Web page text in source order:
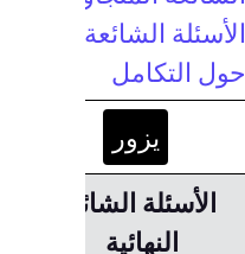
الأسئلة الشائعة
حول التكامل
يزور
الأسئلة الشائعة
النهائية